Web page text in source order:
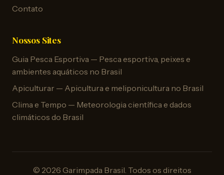
Contato
Nossos Sites
Guia Pesca Esportiva — Pesca esportiva, peixes e
ambientes aquáticos no Brasil
Apiculturar — Apicultura e meliponicultura no Brasil
Clima e Tempo — Meteorologia científica e dados
climáticos do Brasil
© 2026 Garimpada Brasil. Todos os direitos